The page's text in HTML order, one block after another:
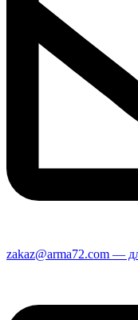
zakaz@arma72.com —